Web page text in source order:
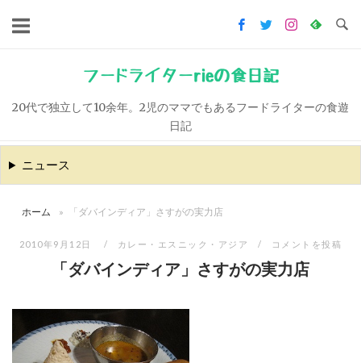
キ
ッ
フードライターrieの食日記
20代で独立して10余年。2児のママでもあるフードライターの食遊
日記
ニュース
ホーム » 「ダバインディア」さすがの実力店
2010年9月12日 カレー・エスニック・アジア コメントを投稿
「ダバインディア」さすがの実力店